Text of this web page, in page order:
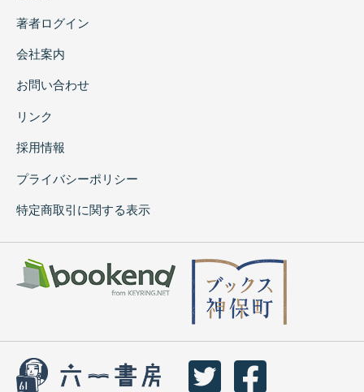
著者ログイン
会社案内
お問い合わせ
リンク
採用情報
プライバシーポリシー
特定商取引に関する表示